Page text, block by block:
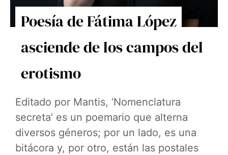
Poesía de Fátima López
asciende de los campos del
erotismo
Editado por Mantis, ‘Nomenclatura
secreta’ es un poemario que alterna
diversos géneros; por un lado, es una
bitácora y, por otro, están las postales